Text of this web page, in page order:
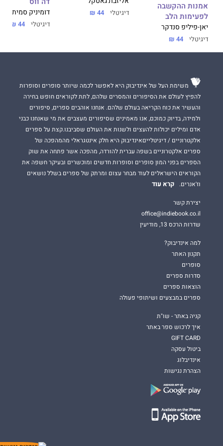
אמנות ההקשבה
לפעימות הלב
יאן-פיליפ סנדקר
דיגיטלי 44 ₪
דיגיטלי 44 ₪
דומיניק סמית
דיגיטלי 44 ₪
משימת העל של אינדיבוק היא לאפשר לכמה שיותר סופרים וסופרות
להפיץ לעולם את הסיפורים והמסרים שלהם, לתת לקוראים חופש בחירה
והעשיר את כוח הקריאה בעולם שלהם. אנחנו אוהבים ספרים, סיפורים
ולמידה, בדיוק כמוכם, אנו מאמינים שסיפורים מעצבים את מי שאנחנו כבני
אדם ומילים יכולות להעצים ולשנות את העולם שסביבנו.קצת על ספרים
אלקטרוניים / דיגיטלייםאינדיבוק היא חלק אינטגראלי מהמהפכה של
ספרים אלקטרוניים בשפה עברית להורדה, מהפכה אשר פתחה את שוק
הספרים בפני המון סופרים וסופרות חדשים ומוכשרים ובעיקר חשפה את
הקוראים הישראלים לעוד מבחר עצום ומרתק של ספרים בשלל נושאים
וז'אנרים.
קרא עוד
יצירת קשר
office@indiebook.co.il
שדרות הרכס 13, מודיעין
למה אינדיבוק?
תקנון האתר
סופרים
סדרות ספרים
הוצאות ספרים
ספרים במבצעים ושיתופי פעולה
קניה באתר - שו"ת
איך לרכוש ספר באתר
GIFT CARD
ביטול עסקה
אינדיבלוג
הצהרת נגישות